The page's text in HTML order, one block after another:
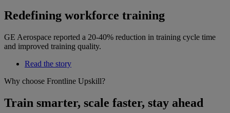
Redefining workforce training
GE Aerospace reported a 20-40% reduction in training cycle time
and improved training quality.
Read the story
Why choose Frontline Upskill?
Train smarter, scale faster, stay ahead